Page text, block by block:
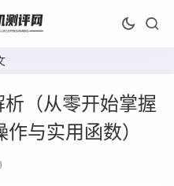
（从零开始掌握
与实用函数）